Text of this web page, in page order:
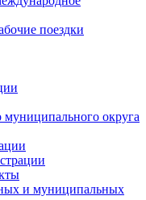
поездки
округа
и муниципальных